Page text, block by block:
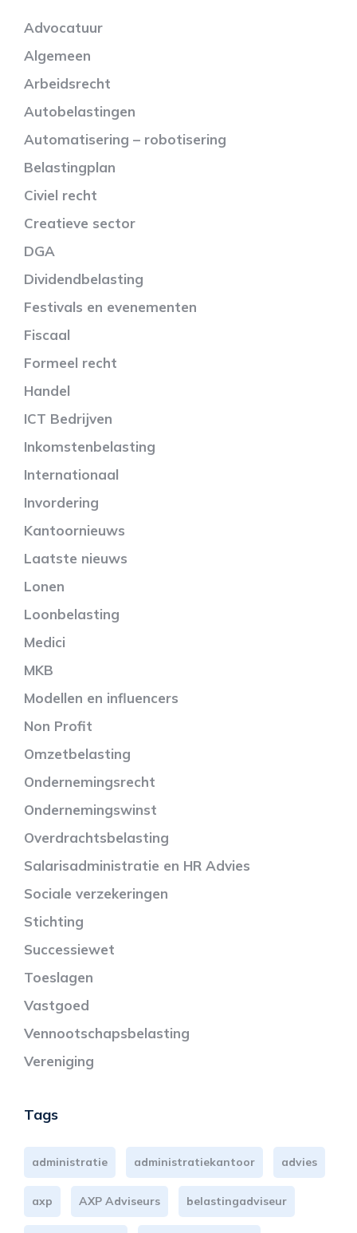
Advocatuur
Algemeen
Arbeidsrecht
Autobelastingen
Automatisering – robotisering
Belastingplan
Civiel recht
Creatieve sector
DGA
Dividendbelasting
Festivals en evenementen
Fiscaal
Formeel recht
Handel
ICT Bedrijven
Inkomstenbelasting
Internationaal
Invordering
Kantoornieuws
Laatste nieuws
Lonen
Loonbelasting
Medici
MKB
Modellen en influencers
Non Profit
Omzetbelasting
Ondernemingsrecht
Ondernemingswinst
Overdrachtsbelasting
Salarisadministratie en HR Advies
Sociale verzekeringen
Stichting
Successiewet
Toeslagen
Vastgoed
Vennootschapsbelasting
Vereniging
Tags
administratie administratiekantoor advies
axp AXP Adviseurs belastingadviseur